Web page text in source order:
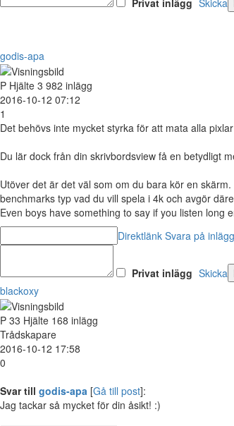
godis-apa
P Hjälte 3 982 inlägg
2016-10-12 07:12
1
Det behövs inte mycket styrka för att mata alla
Du lär dock från din skrivbordsview få en betydligt
Utöver det är det väl som om du bara kör en
benchmarks typ vad du vill spela i 4k och avgör
Even boys have something to say if you listen long
Direktlänk Svara på inlägg
Privat inlägg Skicka
blackoxy
P 33 Hjälte 168 inlägg
Trådskapare
2016-10-12 17:58
0
Svar till godis-apa [Gå till post]:
Jag tackar så mycket för din åsikt! :)